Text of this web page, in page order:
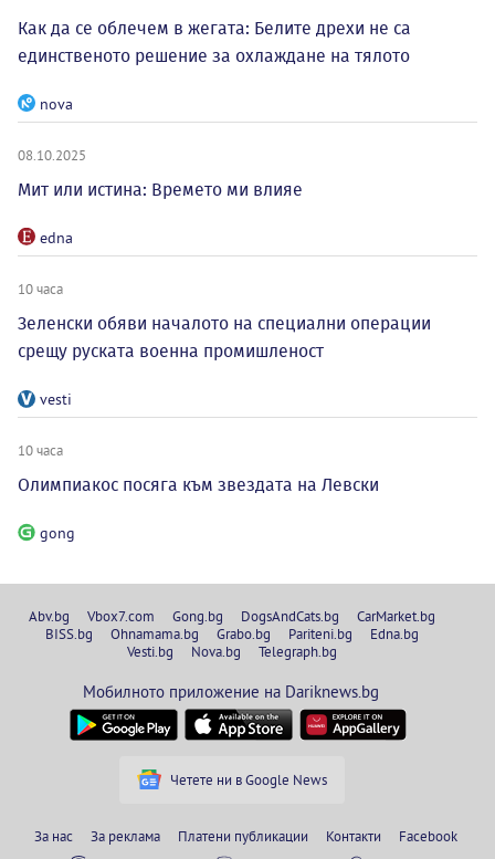
Как да се облечем в жегата: Белите дрехи не са
единственото решение за охлаждане на тялото
nova
08.10.2025
Мит или истина: Времето ми влияе
edna
10 часа
Зеленски обяви началото на специални операции
срещу руската военна промишленост
vesti
10 часа
Олимпиакос посяга към звездата на Левски
gong
Abv.bg Vbox7.com Gong.bg DogsAndCats.bg
CarMarket.bg
BISS.bg
Ohnamama.bg Grabo.bg Pariteni.bg
Edna.bg
Vesti.bg
Nova.bg Telegraph.bg
Мобилното приложение на Dariknews.bg
Четете ни в Google News
За нас За реклама Платени публикации Контакти
Facebook